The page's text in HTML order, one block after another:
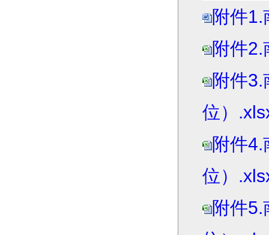
附件
附件
附件
位）
附件
位）
附件